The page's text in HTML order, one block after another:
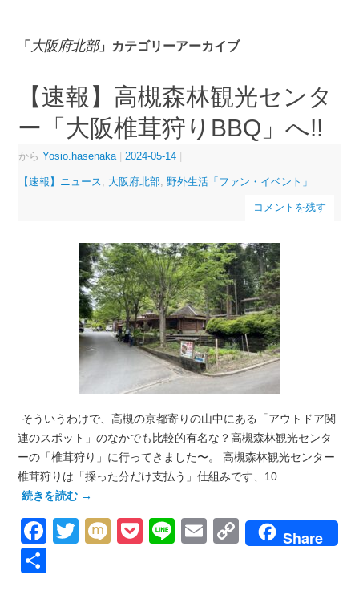
「 大阪府北部」カテゴリーアーカイブ
【速報】高槻森林観光センタ
ー「大阪椎茸狩りBBQ」へ!!
から Yosio.hasenaka | 2024-05-14 |
【速報】ニュース 大阪府北部, 野外生活「ファン・イベント」
コメントを残す
そういうわけで、高槻の京都寄りの山中にある「アウトドア関
連のスポット」のなかでも比較的有名な？高槻森林観光センタ
ーの「椎茸狩り」に行ってきました〜。 高槻森林観光センター
椎茸狩りは「採った分だけ支払う」仕組みです、10 …
続きを読む →
Facebook
Twitter
MixiPocket
LineEmailCopyShare